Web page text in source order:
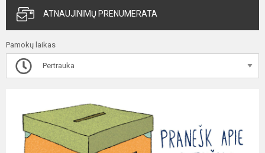
ATNAUJINIMŲ PRENUMERATA
Pamokų laikas
Pertrauka